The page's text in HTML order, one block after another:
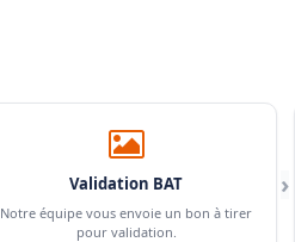
Validation BAT
Notre équipe vous envoie un bon à tirer
pour validation.
›